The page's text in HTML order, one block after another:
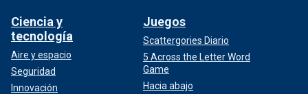
Ciencia y
tecnología
Aire y espacio
Seguridad
Innovación
Juegos
Scattergories Diario
5 Across the Letter Word
Game
Hacia abajo